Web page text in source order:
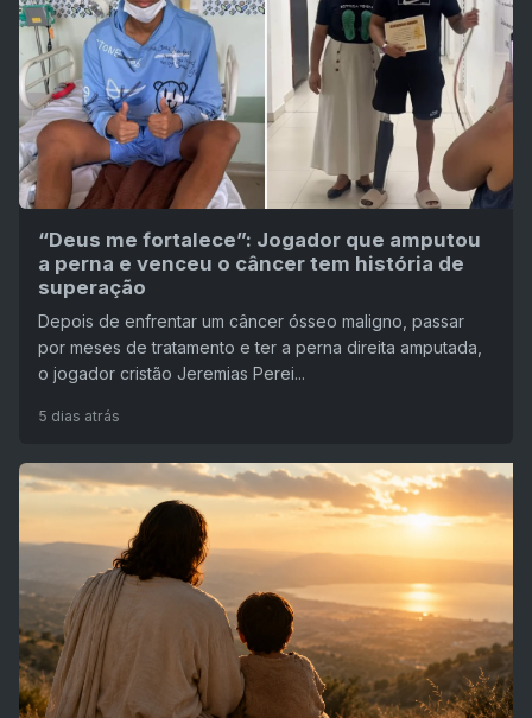
“Deus me fortalece”: Jogador que amputou
a perna e venceu o câncer tem história de
superação
Depois de enfrentar um câncer ósseo maligno, passar
por meses de tratamento e ter a perna direita amputada,
o jogador cristão Jeremias Perei...
5 dias atrás